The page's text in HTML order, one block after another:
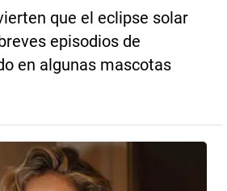
que el eclipse solar
episodios de
en algunas mascotas